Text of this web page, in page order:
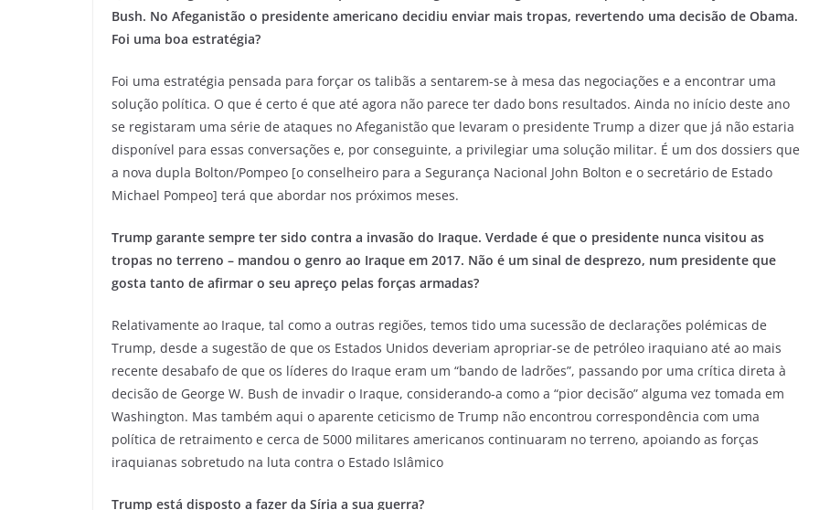
Bush. No Afeganistão o presidente americano decidiu enviar mais tropas, revertendo uma decisão de Obama.
Foi uma boa estratégia?
Foi uma estratégia pensada para forçar os talibãs a sentarem-se à mesa das negociações e a encontrar uma
solução política. O que é certo é que até agora não parece ter dado bons resultados. Ainda no início deste ano
se registaram uma série de ataques no Afeganistão que levaram o presidente Trump a dizer que já não estaria
disponível para essas conversações e, por conseguinte, a privilegiar uma solução militar. É um dos dossiers que
a nova dupla Bolton/Pompeo [o conselheiro para a Segurança Nacional John Bolton e o secretário de Estado
Michael Pompeo] terá que abordar nos próximos meses.
Trump garante sempre ter sido contra a invasão do Iraque. Verdade é que o presidente nunca visitou as
tropas no terreno – mandou o genro ao Iraque em 2017. Não é um sinal de desprezo, num presidente que
gosta tanto de afirmar o seu apreço pelas forças armadas?
Relativamente ao Iraque, tal como a outras regiões, temos tido uma sucessão de declarações polémicas de
Trump, desde a sugestão de que os Estados Unidos deveriam apropriar-se de petróleo iraquiano até ao mais
recente desabafo de que os líderes do Iraque eram um “bando de ladrões”, passando por uma crítica direta à
decisão de George W. Bush de invadir o Iraque, considerando-a como a “pior decisão” alguma vez tomada em
Washington. Mas também aqui o aparente ceticismo de Trump não encontrou correspondência com uma
política de retraimento e cerca de 5000 militares americanos continuaram no terreno, apoiando as forças
iraquianas sobretudo na luta contra o Estado Islâmico
Trump está disposto a fazer da Síria a sua guerra?